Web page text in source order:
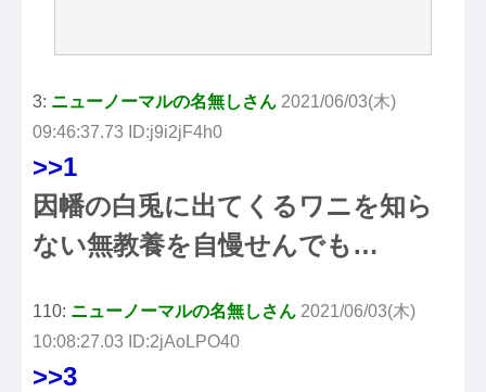
3: ニューノーマルの名無しさん 2021/06/03(木)
09:46:37.73 ID:j9i2jF4h0
>>1
因幡の白兎に出てくるワニを知ら
ない無教養を自慢せんでも…
110: ニューノーマルの名無しさん 2021/06/03(木)
10:08:27.03 ID:2jAoLPO40
>>3